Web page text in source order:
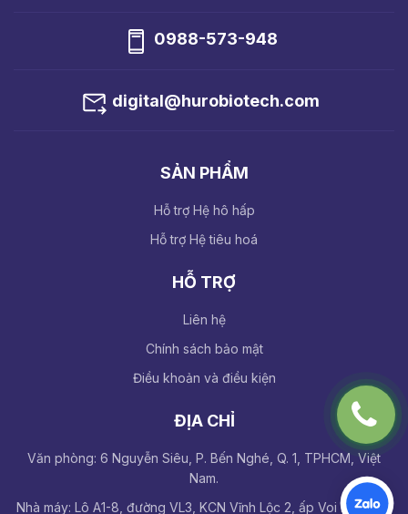
0988-573-948
digital@hurobiotech.com
SẢN PHẨM
Hỗ trợ Hệ hô hấp
Hỗ trợ Hệ tiêu hoá
HỖ TRỢ
Liên hệ
Chính sách bảo mật
Điều khoản và điều kiện
ĐỊA CHỈ
Văn phòng: 6 Nguyễn Siêu, P. Bến Nghé, Q. 1, TPHCM, Việt
Nam.
Nhà máy: Lô A1-8, đường VL3, KCN Vĩnh Lộc 2, ấp Voi Lá, Long